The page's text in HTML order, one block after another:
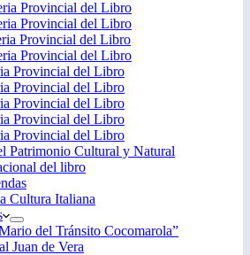
Provincial del Libro
Provincial del Libro
Provincial del Libro
Provincial del Libro
Provincial del Libro
Provincial del Libro
Provincial del Libro
Provincial del Libro
Provincial del Libro
Patrimonio Cultural y Natural
del libro
Cultura Italiana
del Tránsito Cocomarola”
Juan de Vera